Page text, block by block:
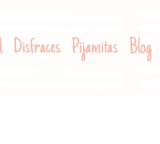
Disfraces Pijamitas Blog